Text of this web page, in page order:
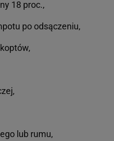
18 proc.,
po odsączeniu,
lub rumu,